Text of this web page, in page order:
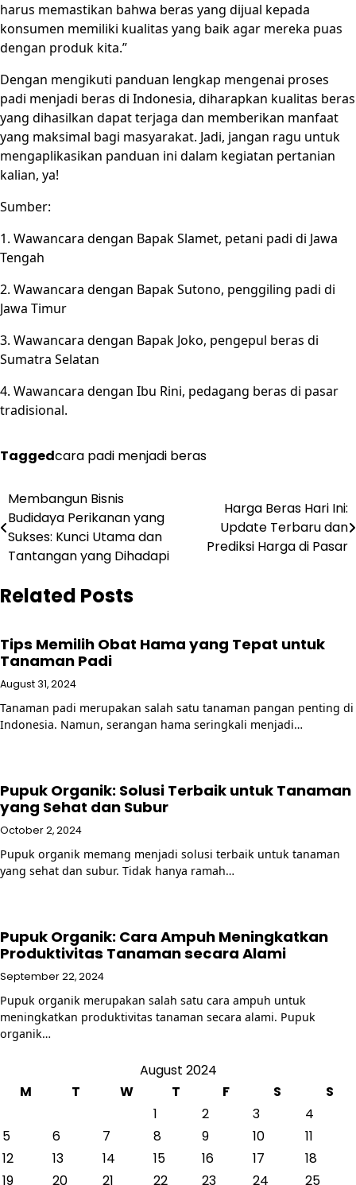
harus memastikan bahwa beras yang dijual kepada
konsumen memiliki kualitas yang baik agar mereka puas
dengan produk kita.”
Dengan mengikuti panduan lengkap mengenai proses
padi menjadi beras di Indonesia, diharapkan kualitas beras
yang dihasilkan dapat terjaga dan memberikan manfaat
yang maksimal bagi masyarakat. Jadi, jangan ragu untuk
mengaplikasikan panduan ini dalam kegiatan pertanian
kalian, ya!
Sumber:
1. Wawancara dengan Bapak Slamet, petani padi di Jawa
Tengah
2. Wawancara dengan Bapak Sutono, penggiling padi di
Jawa Timur
3. Wawancara dengan Bapak Joko, pengepul beras di
Sumatra Selatan
4. Wawancara dengan Ibu Rini, pedagang beras di pasar
tradisional.
Taggedcara padi menjadi beras
Post
navigation
Membangun Bisnis
Budidaya Perikanan yang
Sukses: Kunci Utama dan
Tantangan yang Dihadapi
Harga Beras Hari Ini:
Update Terbaru dan
Prediksi Harga di Pasar
Related Posts
Tips Memilih Obat Hama yang Tepat untuk
Tanaman Padi
August 31, 2024
Tanaman padi merupakan salah satu tanaman pangan penting di
Indonesia. Namun, serangan hama seringkali menjadi…
Pupuk Organik: Solusi Terbaik untuk Tanaman
yang Sehat dan Subur
October 2, 2024
Pupuk organik memang menjadi solusi terbaik untuk tanaman
yang sehat dan subur. Tidak hanya ramah…
Pupuk Organik: Cara Ampuh Meningkatkan
Produktivitas Tanaman secara Alami
September 22, 2024
Pupuk organik merupakan salah satu cara ampuh untuk
meningkatkan produktivitas tanaman secara alami. Pupuk
organik…
August 2024
M
T W T F S
S
1
2 3
4
5
6 7 8 9 10
11
12
13 14 15 16 17
18
19
20 21 22 23 24 25